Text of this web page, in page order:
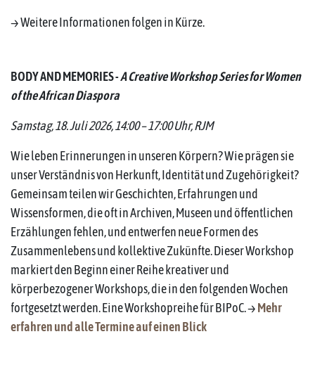
→ Weitere Informationen folgen in Kürze.
BODY AND MEMORIES -A Creative Workshop Series for Women
of the African Diaspora
Samstag, 18. Juli 2026, 14:00 – 17:00 Uhr, RJM
Wie leben Erinnerungen in unseren Körpern? Wie prägen sie
unser Verständnis von Herkunft, Identität und Zugehörigkeit?
Gemeinsam teilen wir Geschichten, Erfahrungen und
Wissensformen, die oft in Archiven, Museen und öffentlichen
Erzählungen fehlen, und entwerfen neue Formen des
Zusammenlebens und kollektive Zukünfte. Dieser Workshop
markiert den Beginn einer Reihe kreativer und
körperbezogener Workshops, die in den folgenden Wochen
fortgesetzt werden. Eine Workshopreihe für BIPoC. →Mehr
erfahren und alle Termine auf einen Blick